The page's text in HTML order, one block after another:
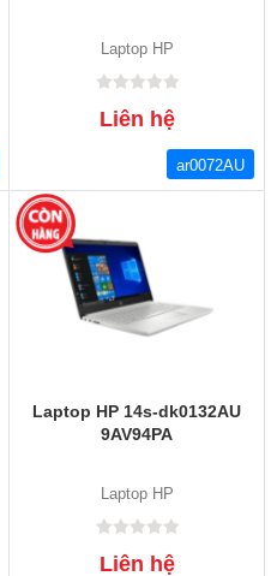
Laptop HP
Liên hệ
ar0072AU
Laptop HP 14s-dk0132AU
9AV94PA
Laptop HP
Liên hệ